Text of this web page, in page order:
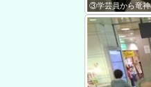
③学芸員から竜神